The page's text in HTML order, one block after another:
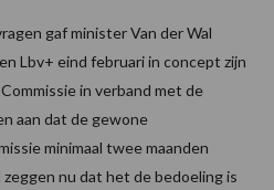
gaf minister Van der Wal
Lbv+ eind februari in concept zijn
in verband met de
aan dat de gewone
minimaal twee maanden
nu dat het de bedoeling is